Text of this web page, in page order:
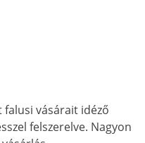
falusi vásárait idéző
felszerelve. Nagyon